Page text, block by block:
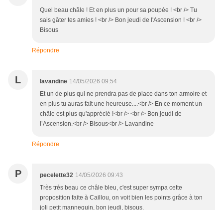
Quel beau châle ! Et en plus un pour sa poupée ! <br /> Tu
sais gâter tes amies ! <br /> Bon jeudi de l'Ascension ! <br />
Bisous
Répondre
L lavandine 14/05/2026 09:54
Et un de plus qui ne prendra pas de place dans ton armoire et
en plus tu auras fait une heureuse....<br /> En ce moment un
châle est plus qu'apprécié !<br /> <br /> Bon jeudi de
l’Ascension.<br /> Bisous<br /> Lavandine
Répondre
P pecelette32 14/05/2026 09:43
Très très beau ce châle bleu, c'est super sympa cette
proposition faite à Caillou, on voit bien les points grâce à ton
joli petit mannequin, bon jeudi, bisous.